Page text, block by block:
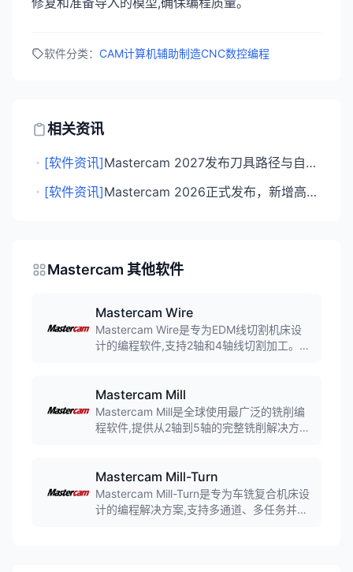
软件分类： CAM计算机辅助制造CNC数控编程
相关资讯
・ [软件资讯]
Mastercam 2027发布刀具路径与自动化功能升级
・ [软件资讯] Mastercam 2026正式发布，新增高速精加工路径和螺纹铣削功能
Mastercam 其他软件
Mastercam Wire
Mastercam Wire是专为EDM线切割机床设
计的编程软件,支持2轴和4轴线切割加工。软
割等高级功能。自动穿丝、智能毛头设置等
功能可大幅提高编程效率,广泛应用于模具制
造、精密零件加工等行业。
Mastercam Mill
Mastercam Mill是全球使用最广泛的铣削编
程软件,提供从2轴到5轴的完整铣削解决方
术和Accelerated Finishing加速精加工,可将
粗加工时间缩短高达75%。广泛应用于模具
制造、航空航天、汽车零部件等行业,拥有业
Mastercam Mill-Turn
Mastercam Mill-Turn是专为车铣复合机床设
计的编程解决方案,支持多通道、多任务并行